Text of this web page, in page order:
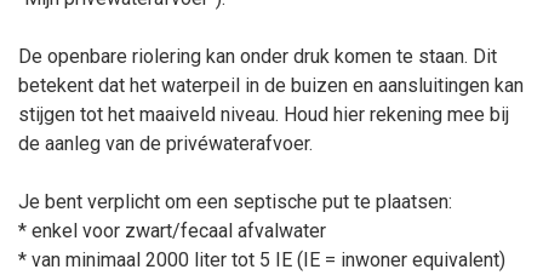
De openbare riolering kan onder druk komen te staan. Dit
betekent dat het waterpeil in de buizen en aansluitingen kan
stijgen tot het maaiveld niveau. Houd hier rekening mee bij
de aanleg van de privéwaterafvoer.
Je bent verplicht om een septische put te plaatsen:
* enkel voor zwart/fecaal afvalwater
* van minimaal 2000 liter tot 5 IE (IE = inwoner equivalent)